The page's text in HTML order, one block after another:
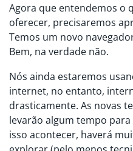
Agora que entendemos o
oferecer, precisaremos
Temos um novo
Bem, na verdade não.
Nós ainda estaremos
internet, no entanto,
drasticamente. As novas
levarão algum tempo
isso acontecer, haverá